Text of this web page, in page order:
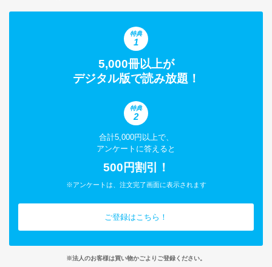
特典
1
5,000冊以上が
デジタル版で読み放題！
特典
2
合計5,000円以上で、
アンケートに答えると
500円割引！
※アンケートは、注文完了画面に表示されます
ご登録はこちら！
※法人のお客様は買い物かごよりご登録ください。